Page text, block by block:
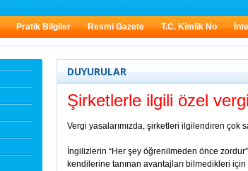
Pratik Bilgiler Resmi Gazete T.C. Kimlik No
DUYURULAR
Şirketlerle ilgili özel
Vergi yasalarımızda, şirketleri ilgilendiren çok
İngilizlerin “Her şey öğrenilmeden önce
kendilerine tanınan avantajları bilmedikleri